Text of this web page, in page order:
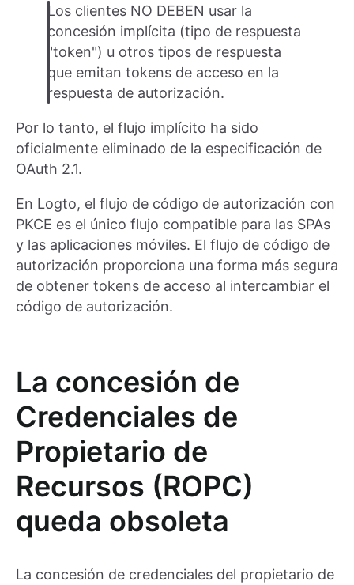
Los clientes NO DEBEN usar la
concesión implícita (tipo de respuesta
"token") u otros tipos de respuesta
que emitan tokens de acceso en la
respuesta de autorización.
Por lo tanto, el flujo implícito ha sido
oficialmente eliminado de la especificación de
OAuth 2.1.
En Logto, el flujo de código de autorización con
PKCE es el único flujo compatible para las SPAs
y las aplicaciones móviles. El flujo de código de
autorización proporciona una forma más segura
de obtener tokens de acceso al intercambiar el
código de autorización.
La concesión de
Credenciales de
Propietario de
Recursos (ROPC)
queda obsoleta
La concesión de credenciales del propietario de